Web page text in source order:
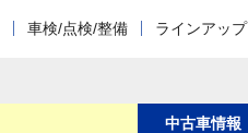
車検/点検/整備 ラインアップ
中古車情報